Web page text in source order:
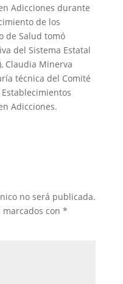
Adicciones durante
de los
de Salud tomó
del Sistema Estatal
Claudia Minerva
técnica del Comité
Adicciones.
no será publicada.
con *